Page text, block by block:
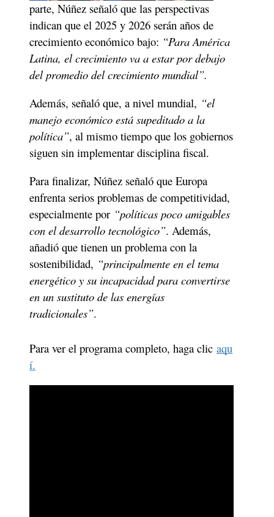
parte, Núñez señaló que las perspectivas
indican que el 2025 y 2026 serán años de
crecimiento económico bajo: “Para América
Latina, el crecimiento va a estar por debajo
del promedio del crecimiento mundial”.
Además, señaló que, a nivel mundial, “el
manejo económico está supeditado a la
política”, al mismo tiempo que los gobiernos
siguen sin implementar disciplina fiscal.
Para finalizar, Núñez señaló que Europa
enfrenta serios problemas de competitividad,
especialmente por “políticas poco amigables
con el desarrollo tecnológico”. Además,
añadió que tienen un problema con la
sostenibilidad, “principalmente en el tema
energético y su incapacidad para convertirse
en un sustituto de las energías
tradicionales”.
Para ver el programa completo, haga clic aqu
í.